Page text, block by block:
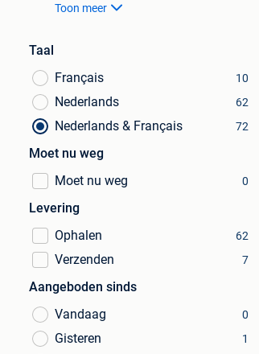
Toon meer
Taal
Français
10
Nederlands 62
Nederlands & Français 72
Moet nu weg
Moet nu weg
0
Levering
Ophalen
62
Verzenden 7
Aangeboden sinds
Vandaag
0
Gisteren 1